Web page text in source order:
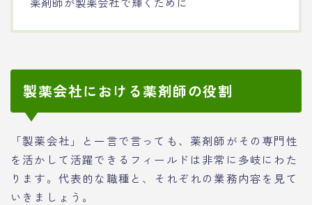
製薬会社における薬剤師の役割
「製薬会社」と一言で言っても、薬剤師がその専門性
を活かして活躍できるフィールドは非常に多岐にわた
ります。代表的な職種と、それぞれの業務内容を見て
いきましょう。